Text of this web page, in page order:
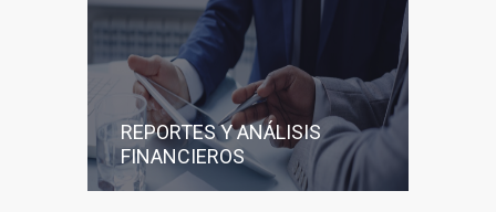
REPORTES Y ANÁLISIS
FINANCIEROS